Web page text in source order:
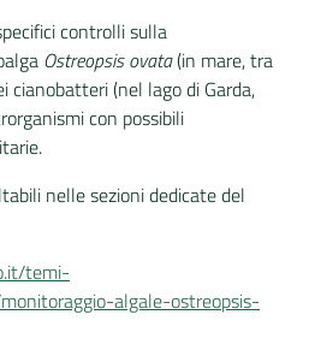
controlli sulla
Ostreopsis ovata(in mare, tra
cianobatteri (nel lago di Garda,
con possibili
nelle sezioni dedicate del
temi-
algale-ostreopsis-